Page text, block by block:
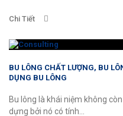
Chi Tiết
BU LÔNG CHẤT LƯỢNG, BU
DỤNG BU LÔNG
Bu lông là khái niệm không
dựng bởi nó có tính...